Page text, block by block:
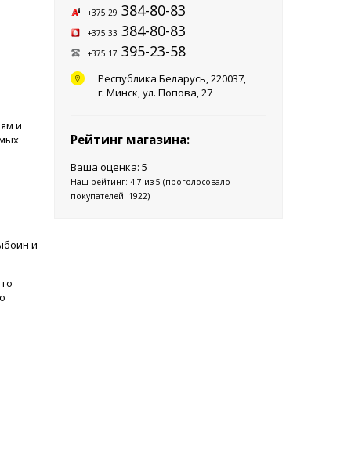
и
и
+375 29 384-80-83
+375 33 384-80-83
+375 17 395-23-58
Республика Беларусь, 220037,
г. Минск,ул. Попова, 27
Рейтинг магазина:
Ваша оценка: 5
Наш рейтинг: 4.7 из 5 (проголосовало
покупателей: 1922)